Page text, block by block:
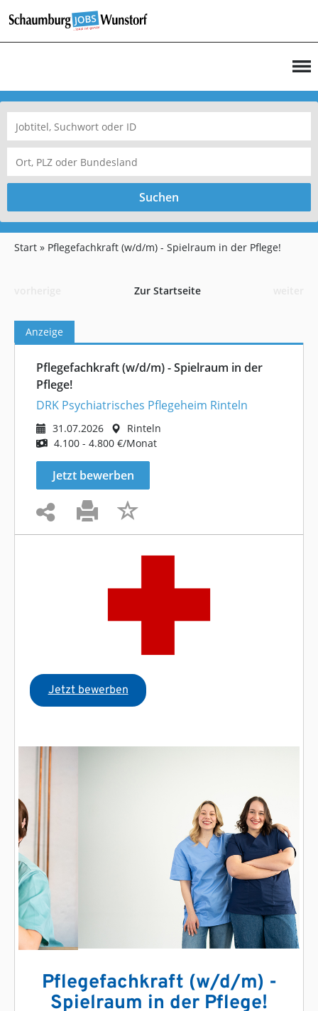
Suchen
Start Pflegefachkraft (w/d/m) - Spielraum in der Pflege!
Zur Startseite
Anzeige
Pflegefachkraft (w/d/m) - Spielraum in der
Pflege!
DRK Psychiatrisches Pflegeheim Rinteln
31.07.2026
Rinteln
4.100 - 4.800 €/Monat
Jetzt bewerben